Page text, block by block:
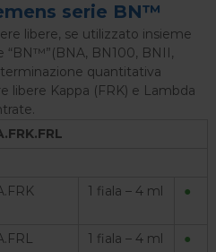
serie BN™
libere, se utilizzato insieme
“BN™”(BNA, BN100, BNII,
quantitativa
libere Kappa (FRK) e Lambda
1 fiala – 4 ml ●
1 fiala – 4 ml ●